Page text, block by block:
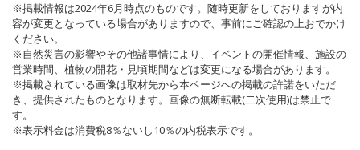
※掲載情報は2024年6月時点のものです。随時更新をしておりますが内
容が変更となっている場合がありますので、事前にご確認の上おでかけ
ください。
※自然災害の影響やその他諸事情により、イベントの開催情報、施設の
営業時間、植物の開花・見頃期間などは変更になる場合があります。
※掲載されている画像は取材先から本ページへの掲載の許諾をいただ
き、提供されたものとなります。画像の無断転載(二次使用)は禁止で
す。
※表示料金は消費税8％ないし10％の内税表示です。